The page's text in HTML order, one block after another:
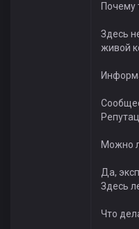
Почему
Здесь
живой
Можно
Да,
Здесь
Что